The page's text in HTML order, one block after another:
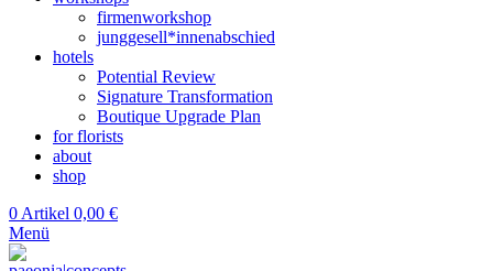
firmenworkshop
junggesell*innenabschied
hotels
Potential Review
Signature Transformation
Boutique Upgrade Plan
for florists
about
shop
0 Artikel 0,00 €
Menü